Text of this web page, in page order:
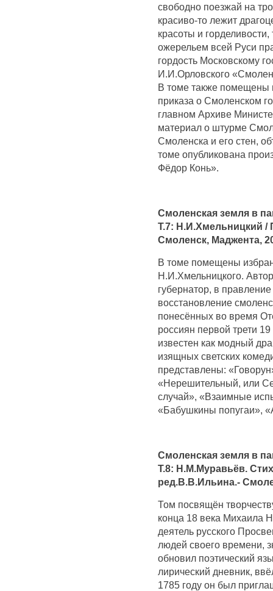
свободно поезжай на
красиво-то лежит
красоты и
ожерельем всей Руси
гордость Московскому
И.И.Орловского
В томе также помещены
приказа о Смоленском
главном Архиве
материал о штурме
Смоленска и его стен,
томе опубликована
Фёдор Конь».
Смоленская земля в
Т.7: Н.И.Хмельницкий
Смоленск, Маджента,
В томе помещены
Н.И.Хмельницкого.
губернатор, в
восстановление
понесённых во время
россиян первой трети
известен как модный
изящных светских
представлены:
«Нерешительный, или
случай», «Взаимные
«Бабушкины попугаи»,
Смоленская земля в
Т.8: Н.М.Муравьёв.
ред.В.В.Ильина.-
Том посвящён
конца 18 века Михаила
деятель русского
людей своего времени,
обновил поэтический
лирический дневник,
1785 году он был